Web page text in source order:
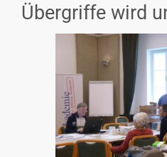
VERANSTALTUNGEN
INTERESSENSVERTRETUNG
Übergriffe wird